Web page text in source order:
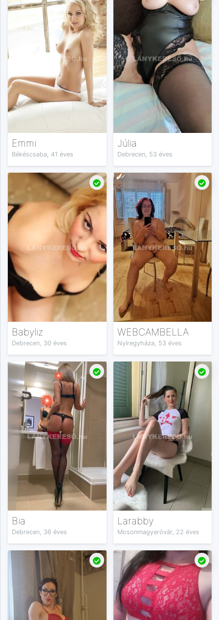
Emmi
Békéscsaba, 41 éves
Júlia
Debrecen, 53 éves
Babyliz
Debrecen, 30 éves
WEBCAMBELLA
Nyíregyháza, 53 éves
Bia
Debrecen, 36 éves
Larabby
Mosonmagyaróvár, 22 éves